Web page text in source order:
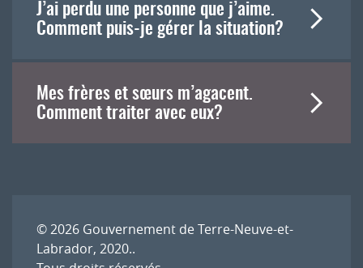
J’ai perdu une personne que j’aime.
Comment puis-je gérer la situation?
Mes frères et sœurs m’agacent.
Comment traiter avec eux?
© 2026 Gouvernement de Terre-Neuve-et-
Labrador, 2020..